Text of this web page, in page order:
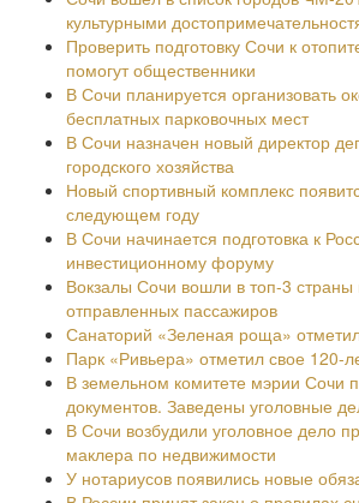
культурными
Проверить подготовку Сочи к
помогут общественники
В Сочи планируется организовать
бесплатных парковочных мест
В Сочи назначен новый директор
городского хозяйства
Новый спортивный комплекс
следующем году
В Сочи начинается подготовка к
инвестиционному форуму
Вокзалы Сочи вошли в топ-3 страны
отправленных пассажиров
Санаторий «Зеленая роща»
Парк «Ривьера» отметил свое 120-
В земельном комитете мэрии Сочи
документов. Заведены уголовные
В Сочи возбудили уголовное дело
маклера по недвижимости
У нотариусов появились новые